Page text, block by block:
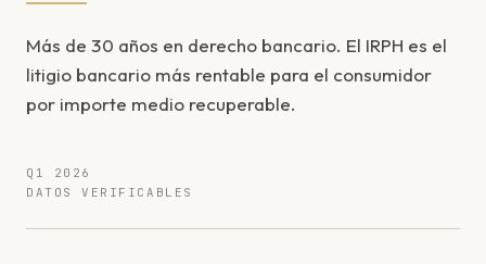
Más de 30 años en derecho bancario. El IRPH es el
litigio bancario más rentable para el consumidor
por importe medio recuperable.
Q1 2026
DATOS VERIFICABLES